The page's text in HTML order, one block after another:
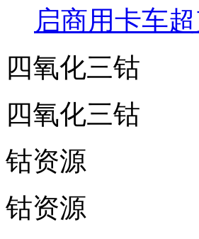
启商用卡车
四氧化三钴
四氧化三钴
钴资源
钴资源